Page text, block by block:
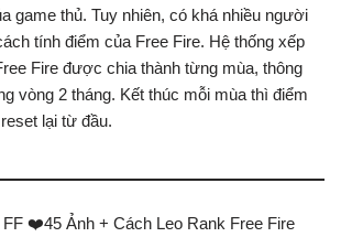
game thủ. Tuy nhiên, có khá nhiều người
tính điểm của Free Fire. Hệ thống xếp
Fire được chia thành từng mùa, thông
vòng 2 tháng. Kết thúc mỗi mùa thì điểm
lại từ đầu.
FF ❤️️45 Ảnh + Cách Leo Rank Free Fire